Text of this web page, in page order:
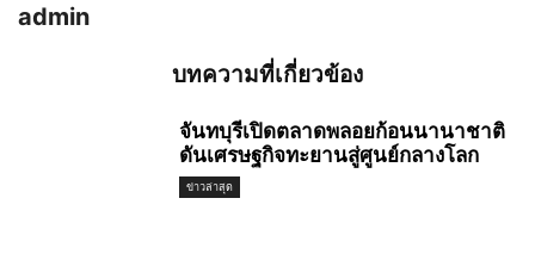
admin
บทความที่เกี่ยวข้อง
จันทบุรีเปิดตลาดพลอยก้อนนานาชาติ
ดันเศรษฐกิจทะยานสู่ศูนย์กลางโลก
ข่าวล่าสุด